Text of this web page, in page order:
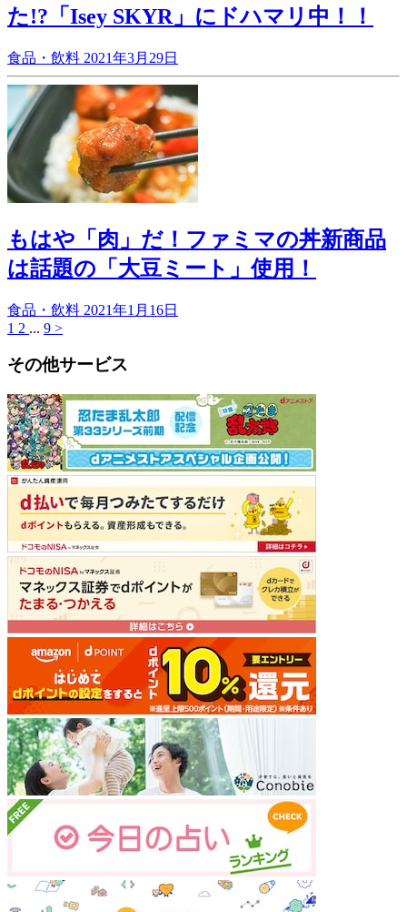
た!?「Isey SKYR」にドハマリ中！！
食品・飲料 2021年3月29日
もはや「肉」だ！ファミマの丼新商品
は話題の「大豆ミート」使用！
食品・飲料 2021年1月16日
1 2 ... 9 >
その他サービス